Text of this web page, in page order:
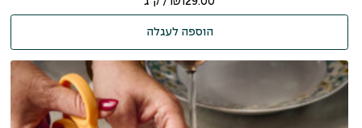
הוספה לעגלה